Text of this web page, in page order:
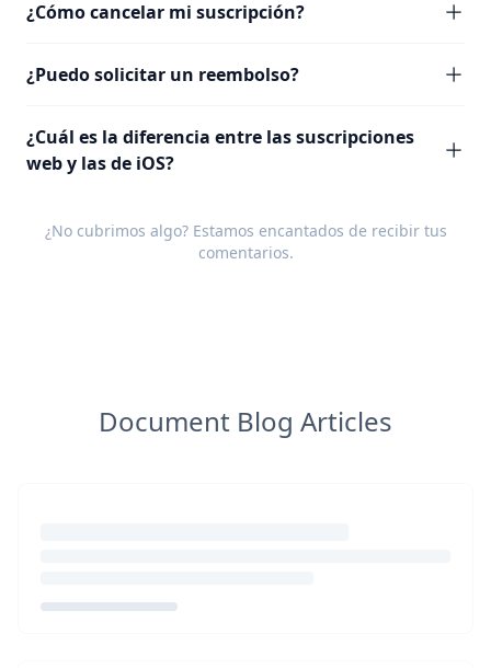
¿Cómo cancelar mi suscripción?
¿Puedo solicitar un reembolso?
¿Cuál es la diferencia entre las suscripciones
web y las de iOS?
¿No cubrimos algo? Estamos encantados de recibir tus
comentarios.
Document Blog Articles